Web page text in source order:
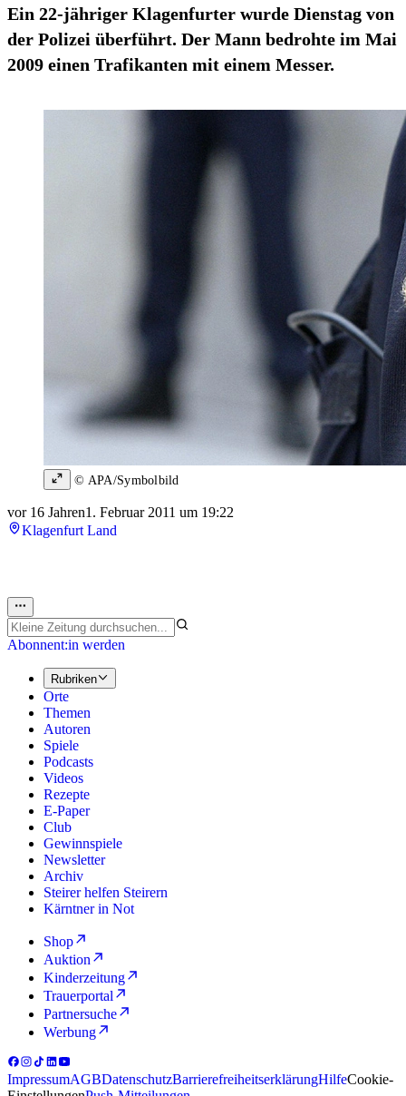
Ein 22-jähriger Klagenfurter wurde Dienstag von
der Polizei überführt. Der Mann bedrohte im Mai
2009 einen Trafikanten mit einem Messer.
© APA/Symbolbild
vor 16 Jahren1. Februar 2011 um 19:22
Klagenfurt Land
Abonnent:in werden
Rubriken
Orte
Themen
Autoren
Spiele
Podcasts
Videos
Rezepte
E-Paper
Club
Gewinnspiele
Newsletter
Archiv
Steirer helfen Steirern
Kärntner in Not
Shop
Auktion
Kinderzeitung
Trauerportal
Partnersuche
Werbung
ImpressumAGBDatenschutzBarrierefreiheitserklärungHilfeCookie-